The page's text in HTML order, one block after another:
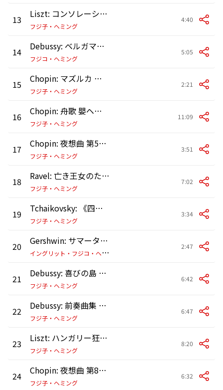
13 Liszt: コンソレーション(慰め)第3番 変二長調 S. 172
フジ子・ヘミング
4:40
14 Debussy: ベルガマスク組曲: 第3曲: 月の光 (2017年、東京オペラシティにてライヴ録音)
フジコ・ヘミング
5:05
15 Chopin: マズルカ 第41番 嬰ハ短調 作品63の3
フジ子・ヘミング
2:21
16 Chopin: 舟歌 嬰ヘ長調 作品60
フジ子・ヘミング
11:09
17 Chopin: 夜想曲 第5番 嬰ヘ長調 作品15の2
フジ子・ヘミング
3:51
18 Ravel: 亡き王女のためのパヴァーヌ M. 19
フジ子・ヘミング
7:02
19 Tchaikovsky: 《四季》作品37a: 11月 トロイカ Allegro moderato
フジ子・ヘミング
3:34
20
Gershwin: サマータイム(《ポーギーとベス》から、ピアノと弦楽四重奏のための) (2006年、パリ サル・ガヴォーにてライヴ録音)
イ
ングリット・フジコ・ヘミング/ウィーン・アルティス・カルテット
2:47
21 Debussy: 喜びの島 L. 106, CD 109
フジ子・ヘミング
6:42
22 Debussy: 前奏曲集 第1巻 CD 125: 第10曲 沈める寺
フジ子・ヘミング
6:47
23 Liszt: ハンガリー狂詩曲 第6番 変ニ長調 S. 244の6
フジ子・ヘミング
8:20
24 Chopin: 夜想曲 第8番 変ニ長調 作品27の2
フジ子・ヘミング
6:32